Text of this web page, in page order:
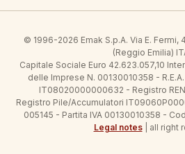
© 1996-2026 Emak S.p.A. Via E. Fermi,
(Reggio Emilia)
Capitale Sociale Euro 42.623.057,10
delle Imprese N. 00130010358 -
IT08020000000632 - Registro
Registro Pile/Accumulatori
005145 - Partita IVA 00130010358 -
Legal notes| all right